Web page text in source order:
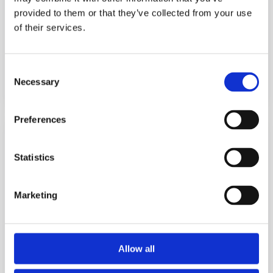
provided to them or that they’ve collected from your use
of their services.
Selection
Necessary
Preferences
Statistics
Marketing
Allow all
#фрази #speaking #слова +2
Читати 5 хвилин